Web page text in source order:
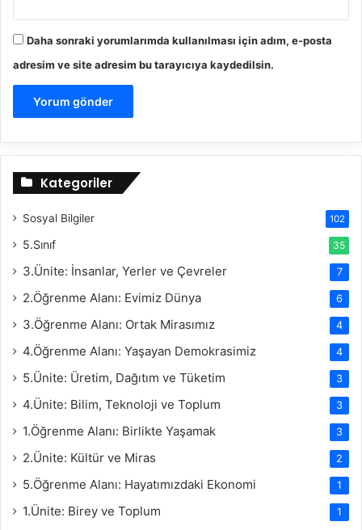
Daha sonraki yorumlarımda kullanılması için adım, e-posta
adresim ve site adresim bu tarayıcıya kaydedilsin.
Kategoriler
Sosyal Bilgiler 102
5.Sınıf 35
3.Ünite: İnsanlar, Yerler ve Çevreler 7
2.Öğrenme Alanı: Evimiz Dünya 6
3.Öğrenme Alanı: Ortak Mirasımız 4
4.Öğrenme Alanı: Yaşayan Demokrasimiz 4
5.Ünite: Üretim, Dağıtım ve Tüketim 3
4.Ünite: Bilim, Teknoloji ve Toplum 3
1.Öğrenme Alanı: Birlikte Yaşamak 3
2.Ünite: Kültür ve Miras 2
5.Öğrenme Alanı: Hayatımızdaki Ekonomi 1
1.Ünite: Birey ve Toplum 1